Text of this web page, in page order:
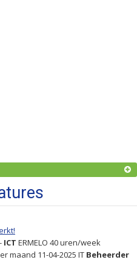
ICT ERMELO 40 uren/week
maand 11-04-2025 IT Beheerder